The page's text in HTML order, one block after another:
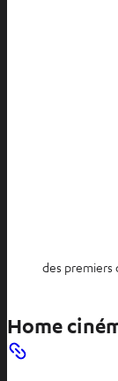
des premiers
Home